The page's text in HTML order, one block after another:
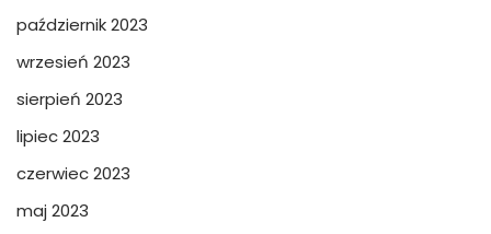
październik 2023
wrzesień 2023
sierpień 2023
lipiec 2023
czerwiec 2023
maj 2023